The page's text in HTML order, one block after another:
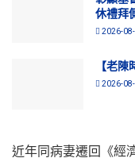
休禮拜
2026-
【老
2026-
近年同病妻遷回《經